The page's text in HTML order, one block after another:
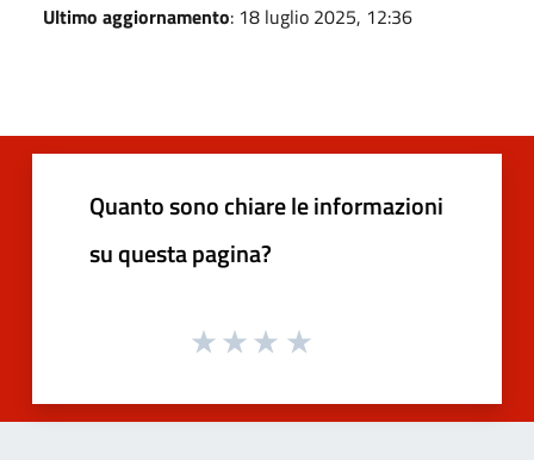
Ultimo aggiornamento: 18 luglio 2025, 12:36
Quanto sono chiare le informazioni
su questa pagina?